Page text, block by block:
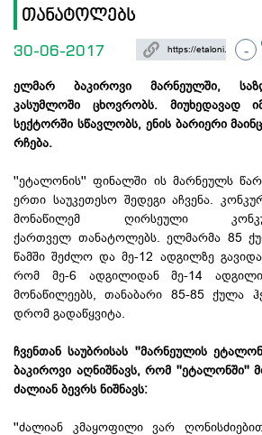
თანატოლებს
30-06-2017 -
ელმარ ბაკიროვი მარნეულში,
კასუმლოში ცხოვრობს. მიუხედავად
სექტორში სწავლობს, ენის ბარიერი
რჩება.
''ეტალონის'' ფინალში ის მარნეულს
ერთი საუკეთესო შედეგი აჩვენა.
მონაწილემ ღირსეული
ქართველ თანატოლებს. ელმარმა 85
წამში შეძლო და მე-12 ადგილზე გავიდა.
რომ მე-6 ადგილიდან მე-14
მონაწილეებს, თანაბარი 85-85 ქულა
დრომ გადაწყვიტა.
ჩვენთან საუბრისას ''მარნეულის
ბაკიროვი აღნიშნავს, რომ ''ეტალონში''
ძალიან ბევრს ნიშნავს:
''ძალიან კმაყოფილი ვარ